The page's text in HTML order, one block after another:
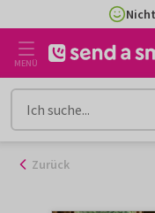
Inhalt
gehen
MENÜ
Zurück